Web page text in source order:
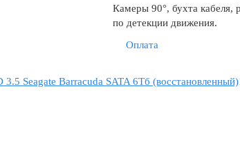
Камеры 90°, бухта кабеля,
по детекции движения.
Оплата
Seagate Barracuda SATA 6Tб (восстановленный)